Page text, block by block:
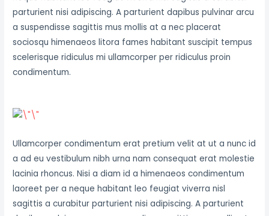
parturient nisi adipiscing. A parturient dapibus pulvinar arcu
a suspendisse sagittis mus mollis at a nec placerat
sociosqu himenaeos litora fames habitant suscipit tempus
scelerisque ridiculus mi ullamcorper per ridiculus proin
condimentum.
Ullamcorper condimentum erat pretium velit at ut a nunc id
a ad eu vestibulum nibh urna nam consequat erat molestie
lacinia rhoncus. Nisi a diam id a himenaeos condimentum
laoreet per a neque habitant leo feugiat viverra nisl
sagittis a curabitur parturient nisi adipiscing. A parturient